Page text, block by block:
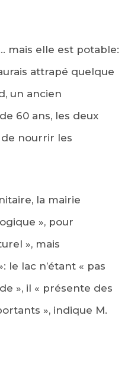
mais elle est potable:
attrapé quelque
un ancien
60 ans, les deux
de nourrir les
la mairie
», pour
», mais
le lac n’étant « pas
», il « présente des
», indique M.